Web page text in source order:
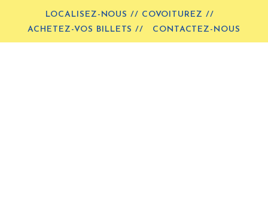
LOCALISEZ-NOUS // COVOITUREZ //
ACHETEZ-VOS BILLETS //
CONTACTEZ-NOUS